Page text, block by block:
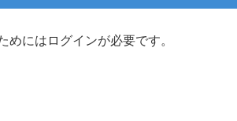
めにはログインが必要です。